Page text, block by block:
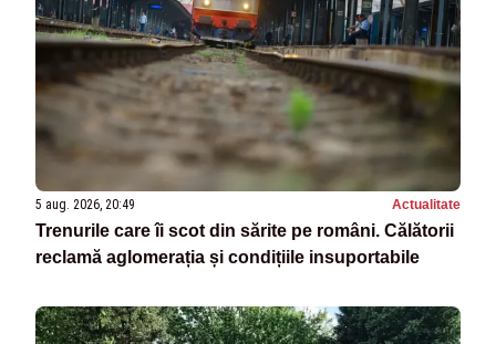
5 aug. 2026, 20:49 Actualitate
Trenurile care îi scot din sărite pe români. Călătorii
reclamă aglomerația și condițiile insuportabile